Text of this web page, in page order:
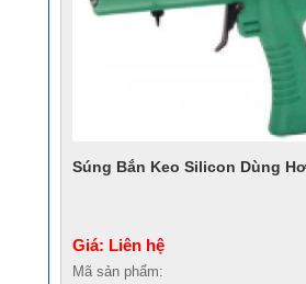
Súng Bắn Keo Silicon Dùng
Giá: Liên hệ
Mã sản phẩm: